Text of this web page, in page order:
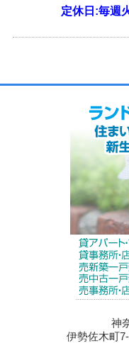
定休日:毎週
神
伊勢佐木町